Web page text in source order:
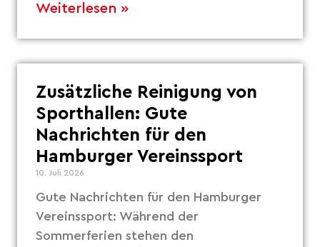
Weiterlesen »
Zusätzliche Reinigung von
Sporthallen: Gute
Nachrichten für den
Hamburger Vereinssport
10. Juli 2026
Gute Nachrichten für den Hamburger
Vereinssport: Während der
Sommerferien stehen den